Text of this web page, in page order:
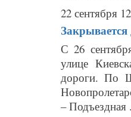
22 сентября
С 26
улице
дороги. По
– Подъездная